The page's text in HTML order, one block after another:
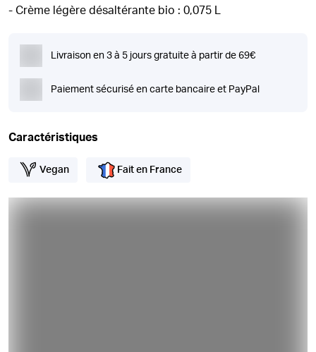
- Crème légère désaltérante bio : 0,075 L
Livraison en 3 à 5 jours gratuite à partir de 69€
Paiement sécurisé en carte bancaire et PayPal
Caractéristiques
Vegan Fait en France